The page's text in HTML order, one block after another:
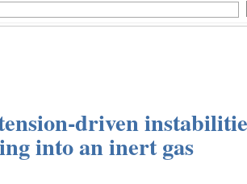
driven
into an inert gas